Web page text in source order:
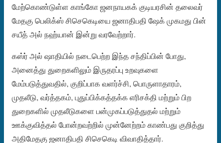
மேற்கொண்டுள்ள காங்கோ ஜனநாயகக் குடியரசின் தலைவர்
மேதகு பெலிக்ஸ் சிசெகெடியை ஜனாதிபதி ஷேக் முகமது பின்
சயீத் அல் நஹ்யான் இன்று வரவேற்றார்.
கஸ்ர் அல் ஷாதியில் நடைபெற்ற இந்த சந்திப்பின் போது, ​​
அனைத்து துறைகளிலும் இருதரப்பு உறவுகளை
மேம்படுத்துவதில், குறிப்பாக வளர்ச்சி, பொருளாதாரம்,
முதலீடு, வர்த்தகம், புதுப்பிக்கத்தக்க எரிசக்தி மற்றும் பிற
துறைகளில் முதலீடுகளை பன்முகப்படுத்துதல் மற்றும்
ஊக்குவித்தல் போன்றவற்றில் முன்னேற்றம் காண்பது குறித்து
அதிமேதகு ஜனாதிபதி சிசெகெடி விவாதித்தார்.